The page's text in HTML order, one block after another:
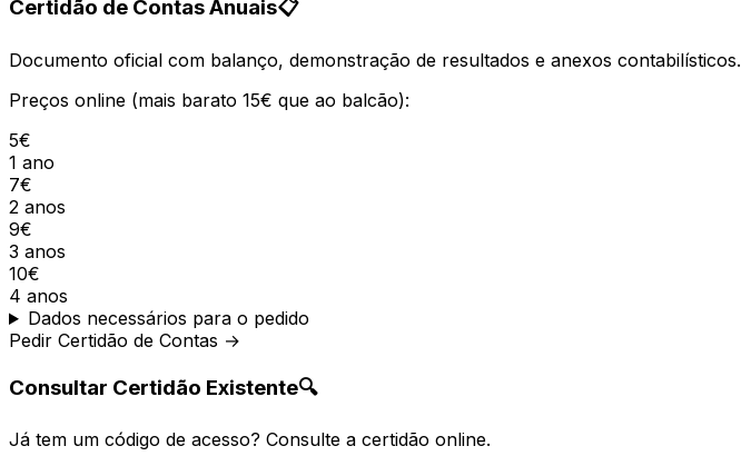
Certidão de Contas Anuais📋
Documento oficial com balanço, demonstração de resultados e anexos contabilísticos.
Preços online (mais barato 15€ que ao balcão):
5€
1 ano
7€
2 anos
9€
3 anos
10€
4 anos
Dados necessários para o pedido
Pedir Certidão de Contas →
Consultar Certidão Existente🔍
Já tem um código de acesso? Consulte a certidão online.